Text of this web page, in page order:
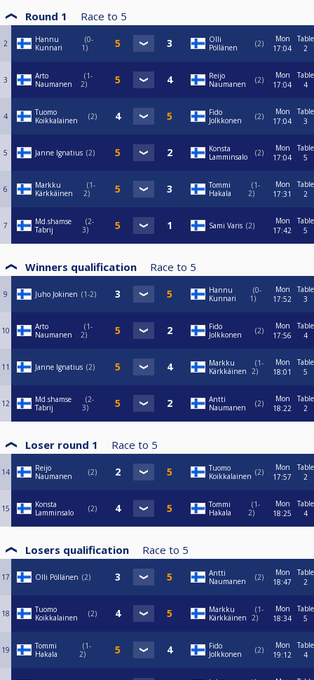
Round 1 Race to 5
2
Hannu
Kunnari
0-
1
Olli
Pöllänen
2
Mon
17:04
Table
2
3
Arto
Naumanen
1-
2
Reijo
Naumanen
2
Mon
17:04
Table
4
4
Tuomo
Koikkalainen
2
Fido
Jolkkonen
2
Mon
17:04
Table
3
5 Janne Ignatius 2
Konsta
Lamminsalo
2
Mon
17:04
Table
5
6
Markku
Kärkkäinen
1-
2
Tommi
Hakala
1-
2
Mon
17:31
Table
2
7
Md.shamse
Tabrij
2-
3
Sami Varis 2
Mon
17:42
Table
5
Winners qualification Race to 5
9 Juho Jokinen 1-2
Hannu
Kunnari
0-
1
Mon
17:52
Table
3
10
Arto
Naumanen
1-
2
Fido
Jolkkonen
2
Mon
17:56
Table
4
11 Janne Ignatius 2
Markku
Kärkkäinen
1-
2
Mon
18:01
Table
5
12
Md.shamse
Tabrij
2-
3
Antti
Naumanen
2
Mon
18:22
Table
2
Loser round 1 Race to 5
14
Reijo
Naumanen
2
Tuomo
Koikkalainen
2
Mon
17:57
Table
2
15
Konsta
Lamminsalo
2
Tommi
Hakala
1-
2
Mon
18:25
Table
4
Losers qualification Race to 5
17 Olli Pöllänen 2
Antti
Naumanen
2
Mon
18:47
Table
2
18
Tuomo
Koikkalainen
2
Markku
Kärkkäinen
1-
2
Mon
18:34
Table
5
19
Tommi
Hakala
1-
2
Fido
Jolkkonen
2
Mon
19:12
Table
4